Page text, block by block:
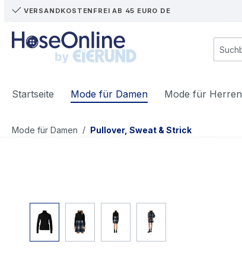
Hauptinhalt springen
Zur Suche springen
Zur Hauptnavigation springen
VERSANDKOSTENFREI AB 45 EURO DE
Startseite Mode für Damen Mode für Herren
Mode für Damen / Pullover, Sweat & Strick
Bildergalerie überspringen